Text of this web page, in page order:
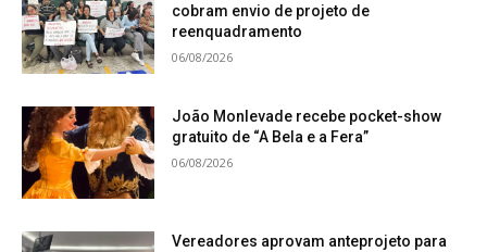
cobram envio de projeto de
reenquadramento
06/08/2026
João Monlevade recebe pocket-show
gratuito de “A Bela e a Fera”
06/08/2026
Vereadores aprovam anteprojeto para